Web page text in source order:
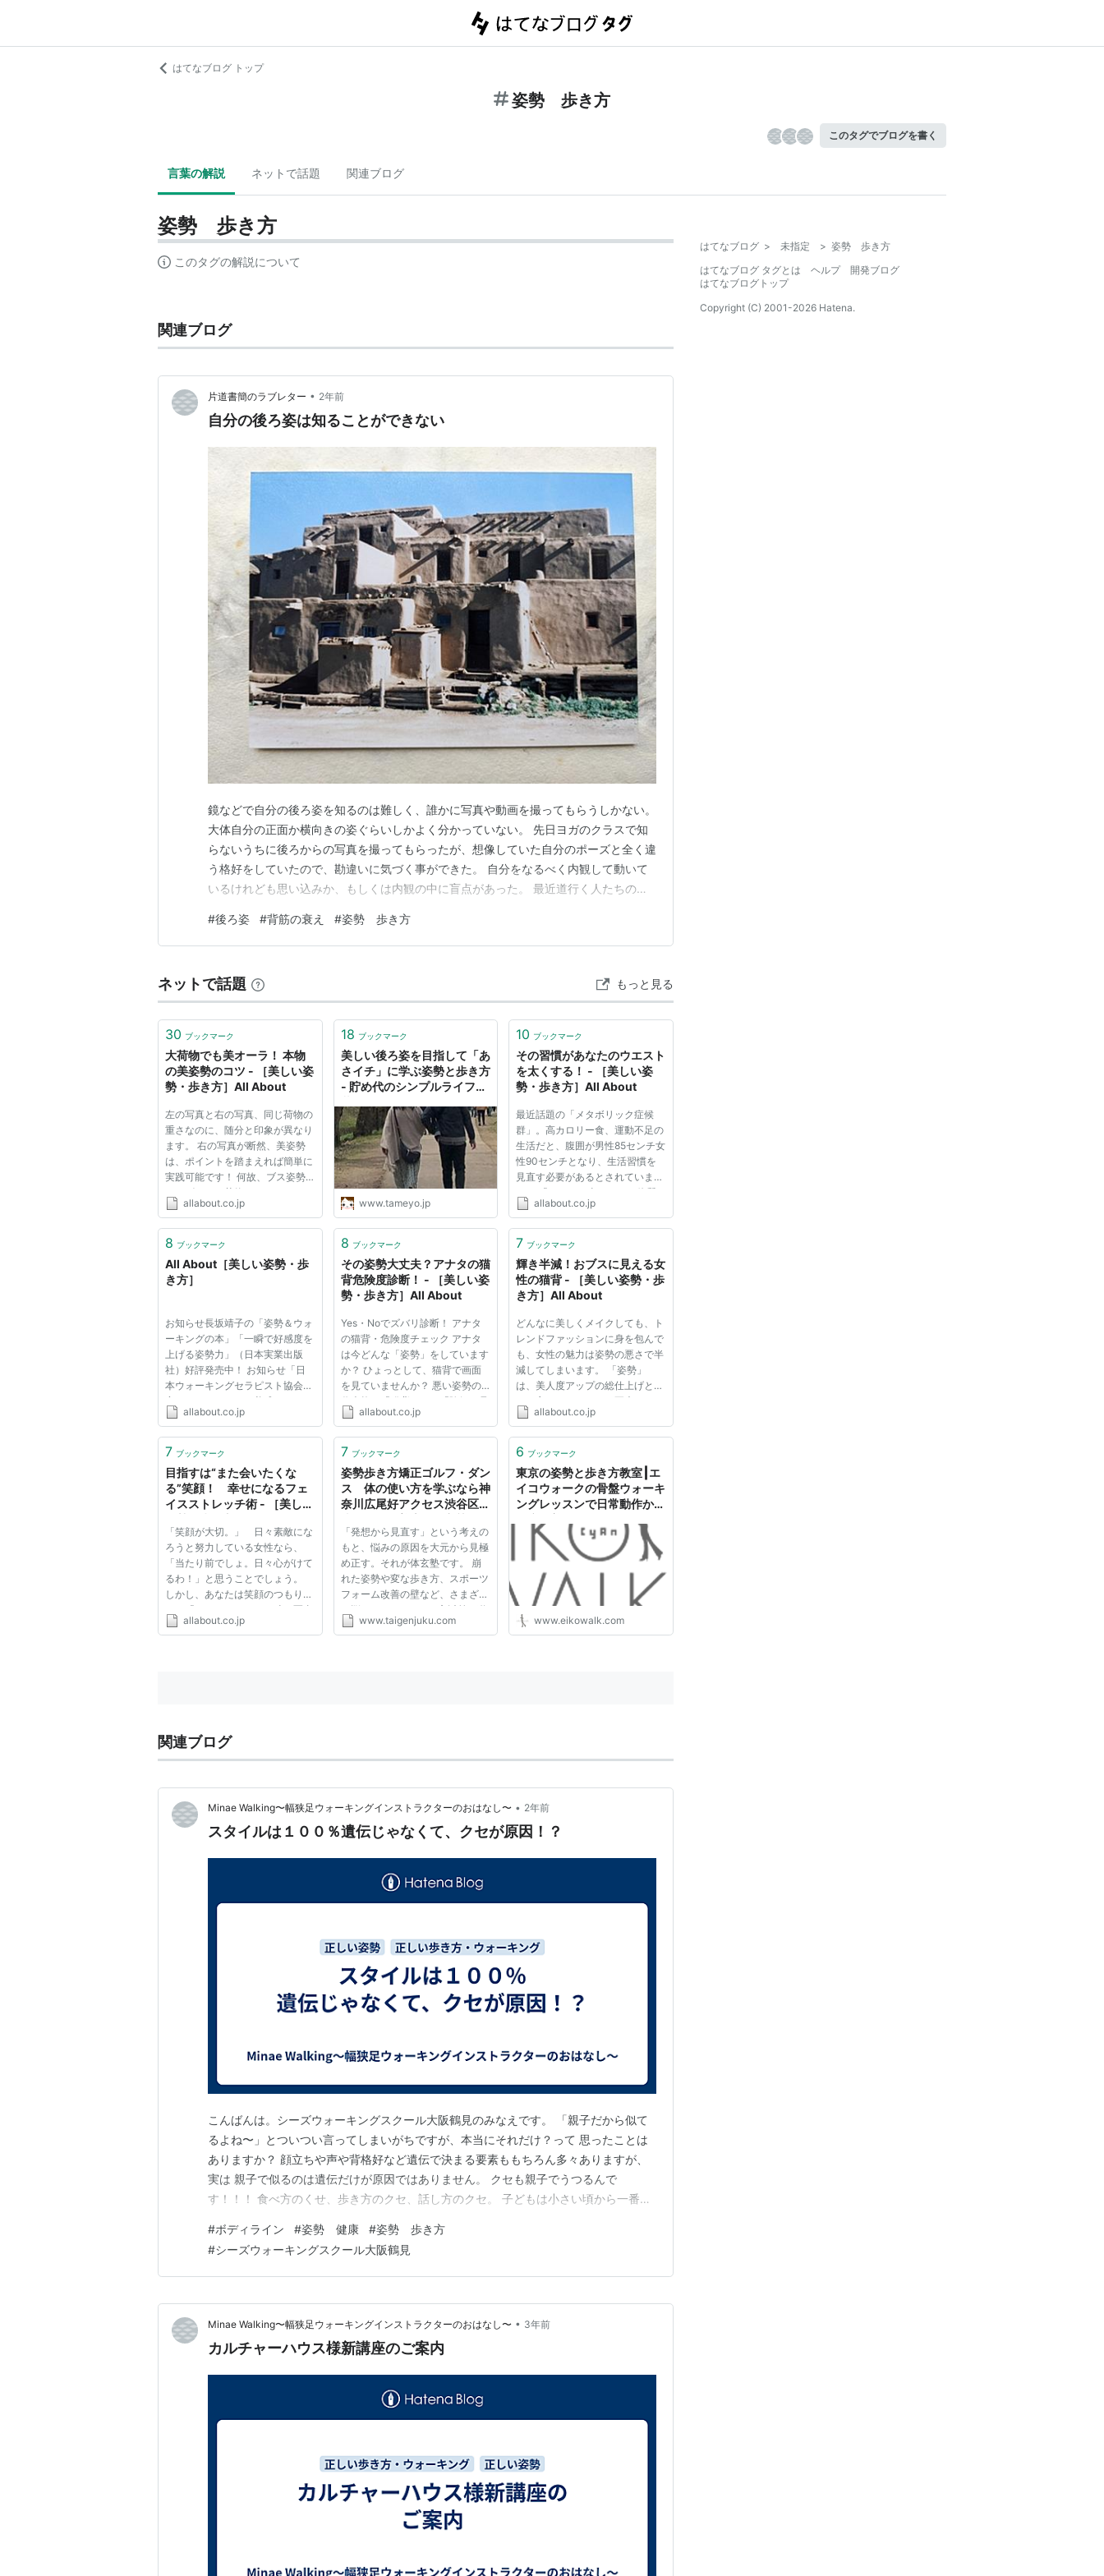
はてなブログ トップ
姿勢 歩き方
このタグでブログを書く
言葉の解説 ネットで話題 関連ブログ
姿勢 歩き方
このタグの解説について
関連ブログ
片道書簡のラブレター • 2年前
自分の後ろ姿は知ることができない
鏡などで自分の後ろ姿を知るのは難しく、誰かに写真や動画を撮ってもらうしかない。
大体自分の正面か横向きの姿ぐらいしかよく分かっていない。 先日ヨガのクラスで知
らないうちに後ろからの写真を撮ってもらったが、想像していた自分のポーズと全く違
う格好をしていたので、勘違いに気づく事ができた。 自分をなるべく内観して動いて
いるけれども思い込みか、もしくは内観の中に盲点があった。 最近道行く人たちの姿
ることで人間の後ろ姿の傾向が分かる。 特に後ろ姿は年齢が出て来る場所で、背中は
使わなくなりやすい場所のせいか、老化でてんとう虫のよ…
#後ろ姿 #背筋の衰え #姿勢 歩き方
ネットで話題 もっと見る
30 ブックマーク
大荷物でも美オーラ！ 本物
の美姿勢のコツ - ［美しい姿
勢・歩き方］All About
左の写真と右の写真、同じ荷物の
重さなのに、随分と印象が異なり
ます。 右の写真が断然、美姿勢
は、ポイントを踏まえれば簡単に
実践可能です！ 何故、ブス姿勢
に？ズバリ、荷物のせいでバラン
スが崩れるからです！ バランス
が多いと、身体の一方に重心が偏
と、...
allabout.co.jp
18 ブックマーク
美しい後ろ姿を目指して「あ
さイチ」に学ぶ姿勢と歩き方
- 貯め代のシンプルライフと
www.tameyo.jp
10 ブックマーク
その習慣があなたのウエスト
を太くする！ - ［美しい姿
勢・歩き方］All About
最近話題の「メタボリック症候
群」。高カロリー食、運動不足の
生活だと、腹囲が男性85センチ女
性90センチとなり、生活習慣を
見直す必要があるとされていま
す。 「アタシ、太りやすい体質
なのよねぇ。」という声も聞こえ
質」もある事は否めません。実際
気持ち...
allabout.co.jp
8 ブックマーク
All About［美しい姿勢・歩
き方］
お知らせ長坂靖子の「姿勢＆ウォ
ーキングの本」「一瞬で好感度を
上げる姿勢力」（日本実業出版
社）好評発売中！ お知らせ「日
本ウォーキングセラピスト協会認
定インストラクター養成スクール
開講」詳しくはＨＰまで 美しい
事 同性ウケもよし！ 上質な色気
質...
allabout.co.jp
8 ブックマーク
その姿勢大丈夫？アナタの猫
背危険度診断！ - ［美しい姿
勢・歩き方］All About
Yes・Noでズバリ診断！ アナタ
の猫背・危険度チェック アナタ
は今どんな「姿勢」をしています
か？ ひょっとして、猫背で画面
を見ていませんか？ 悪い姿勢の
代表格・「猫背」は、「陰気に見
える」「やる気が無さそう」…
力が衰えたり、内臓の働きが妨げ
大き...
allabout.co.jp
7 ブックマーク
輝き半減！おブスに見える女
性の猫背 - ［美しい姿勢・歩
き方］All About
どんなに美しくメイクしても、ト
レンドファッションに身を包んで
も、女性の魅力は姿勢の悪さで半
減してしまいます。 「姿勢」
は、美人度アップの総仕上げとし
て、忘れてはならない要素です。
貴女は自分の「姿勢」に自信あり
「猫背姿勢」と「美人姿勢」で表
情の違いを検証してみたいと思い
ま...
allabout.co.jp
7 ブックマーク
目指すは“また会いたくな
る”笑顔！ 幸せになるフェ
イスストレッチ術 - ［美しい
「笑顔が大切。」 日々素敵にな
ろうと努力している女性なら、
「当たり前でしょ。日々心がけて
るわ！」と思うことでしょう。
しかし、あなたは笑顔のつもりで
も、「はじめまして」の時や写真
を撮られる時などの笑顔は、口角
allabout.co.jp
7 ブックマーク
姿勢歩き方矯正ゴルフ・ダン
ス 体の使い方を学ぶなら神
奈川広尾好アクセス渋谷区恵
「発想から見直す」という考えの
もと、悩みの原因を大元から見極
め正す。それが体玄塾です。 崩
れた姿勢や変な歩き方、スポーツ
フォーム改善の壁など、さまざま
な悩みは、○○のやり方以前の動
きの考え方が間違っている事が原
www.taigenjuku.com
6 ブックマーク
東京の姿勢と歩き方教室┃エ
イコウォークの骨盤ウォーキ
ングレッスンで日常動作から
www.eikowalk.com
関連ブログ
Minae Walking〜幅狭足ウォーキングインストラクターのおはなし〜 • 2年前
スタイルは１００％遺伝じゃなくて、クセが原因！？
こんばんは。シーズウォーキングスクール大阪鶴見のみなえです。 「親子だから似て
るよね〜」とついつい言ってしまいがちですが、本当にそれだけ？って 思ったことは
ありますか？ 顔立ちや声や背格好など遺伝で決まる要素ももちろん多々ありますが、
実は 親子で似るのは遺伝だけが原因ではありません。 クセも親子でうつるんで
す！！！ 食べ方のくせ、歩き方のクセ、話し方のクセ。 子どもは小さい頃から一番身
そっくりになっていきます。 その中でも比較的本人たちが気付きにくいのが立ちクセ
や歩きクセ。 話し方や動作に比べて実は気付きにくいクセで…
#ボディライン #姿勢 健康 #姿勢 歩き方
#シーズウォーキングスクール大阪鶴見
Minae Walking〜幅狭足ウォーキングインストラクターのおはなし〜 • 3年前
カルチャーハウス様新講座のご案内
はてなブログ > 未指定 > 姿勢 歩き方
はてなブログ タグとは
ヘルプ
開発ブログ
はてなブログトップ
Copyright (C) 2001-2026 Hatena.